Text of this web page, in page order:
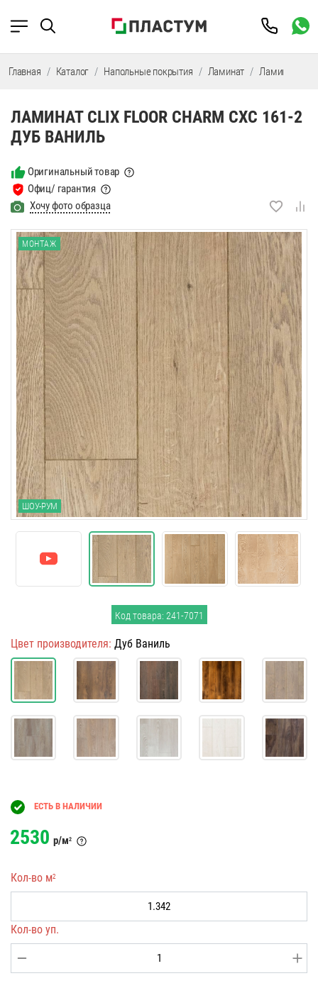
Главная Каталог Напольные покрытия Ламинат Ламинат Clix
ЛАМИНАТ CLIX FLOOR CHARM CXC 161-2
ДУБ ВАНИЛЬ
Оригинальный товар
Офиц/ гарантия
Хочу фото образца
МОНТАЖ
ШОУ-РУМ
Код товара: 241-7071
Цвет производителя: Дуб Ваниль
ЕСТЬ В НАЛИЧИИ
2530 р/м2
Кол-во м2
Кол-во уп.